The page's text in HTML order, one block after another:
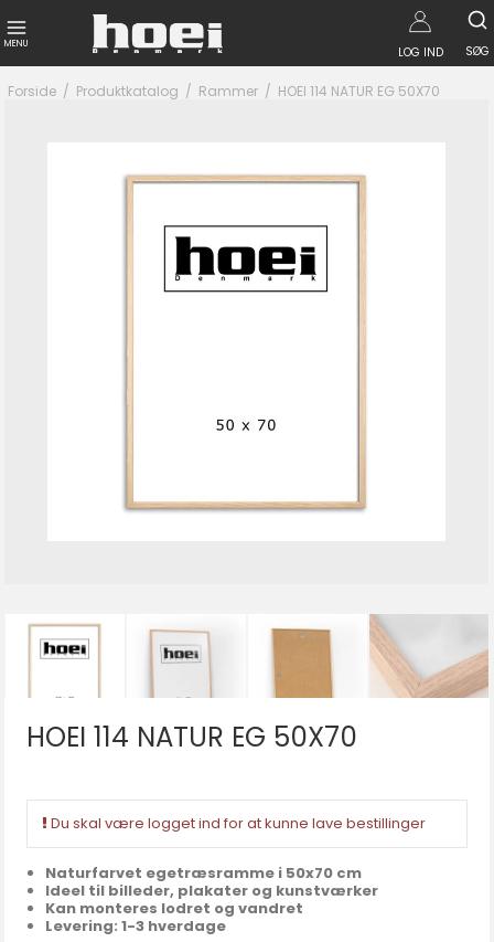
LOG IND SØG
MENU
Forside / Produktkatalog / Rammer / HOEI 114 NATUR EG 50X70
HOEI 114 NATUR EG 50X70
Du skal være logget ind for at kunne lave bestillinger
Naturfarvet egetræsramme i 50x70 cm
Ideel til billeder, plakater og kunstværker
Kan monteres lodret og vandret
Levering: 1-3 hverdage